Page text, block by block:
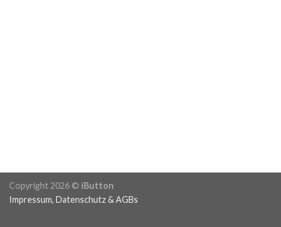
Copyright 2026 © iButton
Impressum, Datenschutz&AGBs